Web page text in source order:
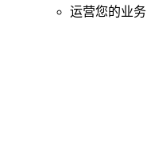
运营您的业务